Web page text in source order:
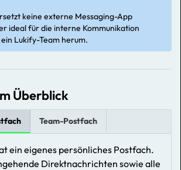
keine externe Messaging-App
ideal für die interne Kommunikation
Lukify-Team herum.
Überblick
Team-Postfach
ein eigenes persönliches Postfach.
Direktnachrichten sowie alle